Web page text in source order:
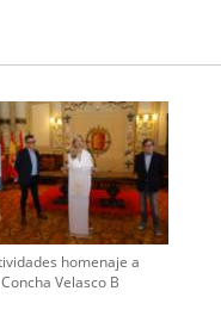
homenaje a
Concha Velasco B